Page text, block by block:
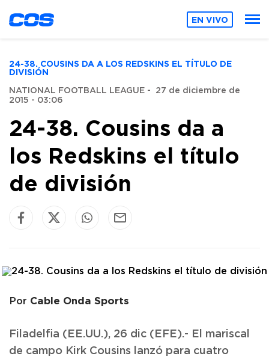
EN VIVO
24-38. COUSINS DA A LOS REDSKINS EL TÍTULO DE
DIVISIÓN
NATIONAL FOOTBALL LEAGUE - 27 de diciembre de
2015 - 03:06
24-38. Cousins da a
los Redskins el título
de división
Por Cable Onda Sports
Filadelfia (EE.UU.), 26 dic (EFE).- El mariscal
de campo Kirk Cousins lanzó para cuatro